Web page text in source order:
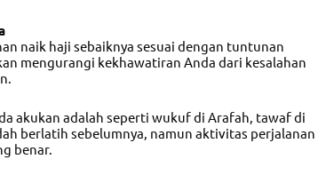
naik haji sebaiknya sesuai dengan tuntunan
mengurangi kekhawatiran Anda dari kesalahan
akukan adalah seperti wukuf di Arafah, tawaf di
berlatih sebelumnya, namun aktivitas perjalanan
benar.